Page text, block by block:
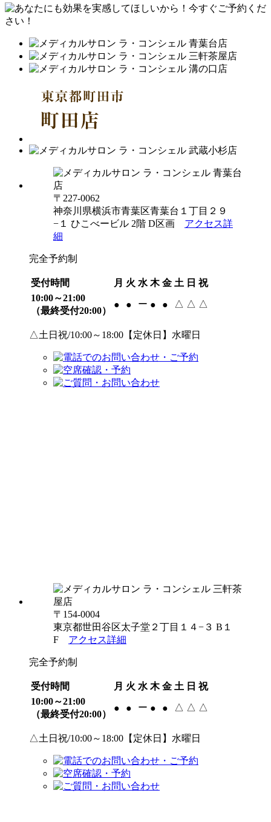
〒227-0062
神奈川県横浜市青葉区青葉台１丁目２９
−１ ひこべービル 2階 D区画 アクセス詳
細
完全予約制
受付時間 月 火 水 木 金 土 日 祝
10:00～21:00
（最終受付20:00）
● ● ー ● ● △ △ △
△土日祝/10:00～18:00【定休日】水曜日
〒154-0004
東京都世田谷区太子堂２丁目１４−３ B１
F アクセス詳細
完全予約制
受付時間 月 火 水 木 金 土 日 祝
10:00～21:00
（最終受付20:00）
● ● ー ● ● △ △ △
△土日祝/10:00～18:00【定休日】水曜日